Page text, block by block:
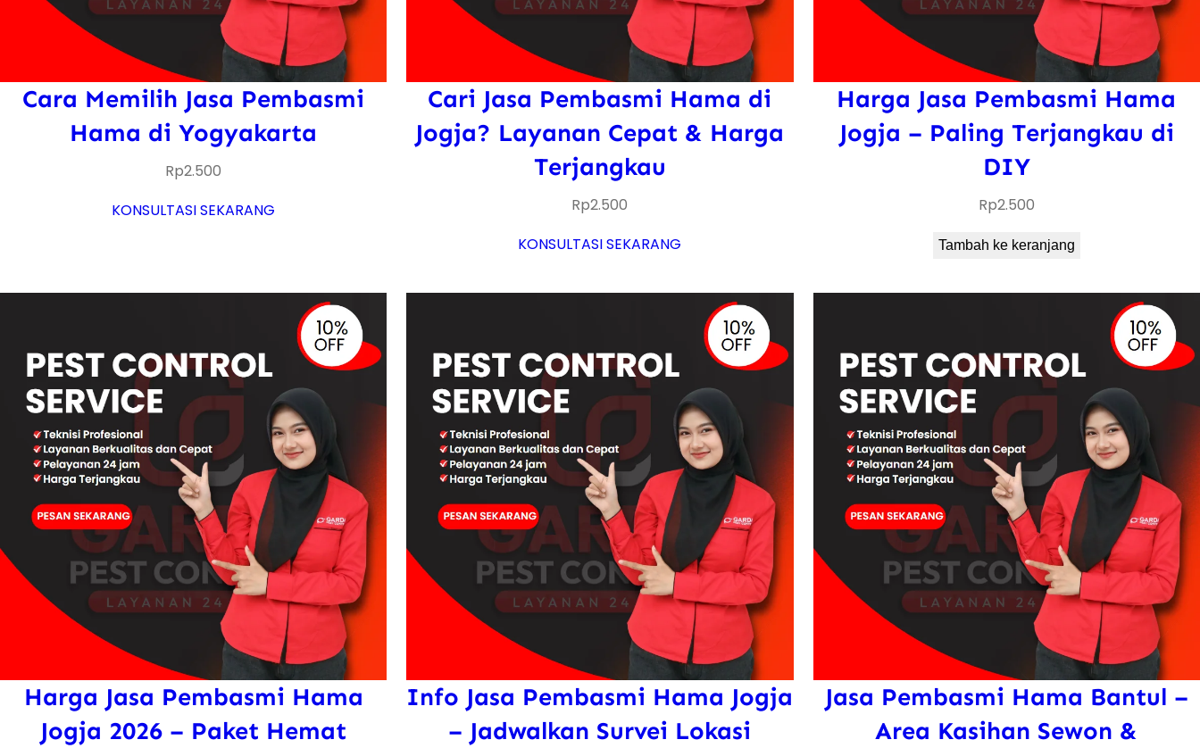
Cara Memilih Jasa Pembasmi
Hama di Yogyakarta
Rp2.500
KONSULTASI SEKARANG
Cari Jasa Pembasmi Hama di
Jogja? Layanan Cepat & Harga
Terjangkau
Rp2.500
KONSULTASI SEKARANG
Harga Jasa Pembasmi Hama
Jogja – Paling Terjangkau di
DIY
Rp2.500
Tambah ke keranjang
Harga Jasa Pembasmi Hama
Jogja 2026 – Paket Hemat
Info Jasa Pembasmi Hama Jogja
– Jadwalkan Survei Lokasi
Jasa Pembasmi Hama Bantul –
Area Kasihan Sewon &